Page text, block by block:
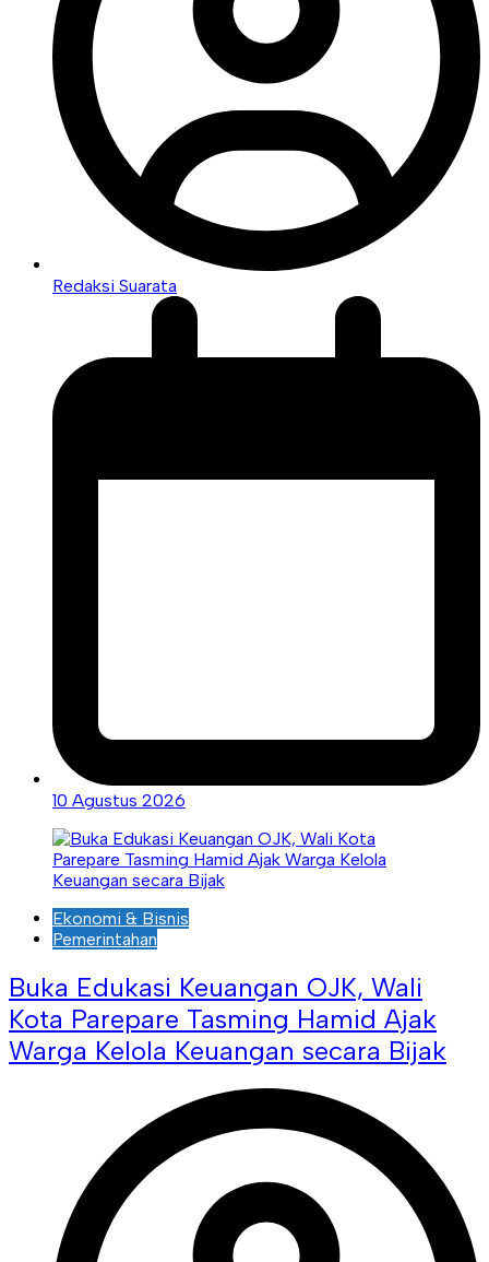
Redaksi Suarata
10 Agustus 2026
Ekonomi & Bisnis
Pemerintahan
Buka Edukasi Keuangan OJK, Wali
Kota Parepare Tasming Hamid Ajak
Warga Kelola Keuangan secara Bijak